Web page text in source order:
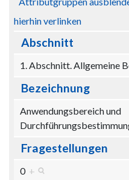
hierhin verlinken
Abschnitt
1. Abschnitt. Allgemeine
Bezeichnung
Anwendungsbereich und
Fragestellungen
0 +